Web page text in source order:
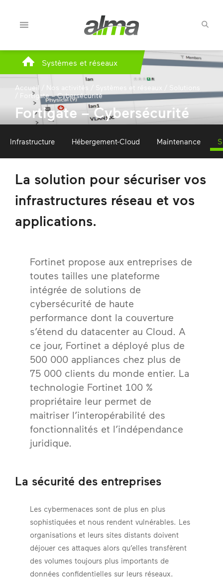
Systèmes et réseaux
Accueil Nos activités Systèmes et réseaux
Fortigate – Cybersécurité
Fortigate – Cybersécurité
Infrastructure Hébergement-Cloud Maintenance
La solution pour sécuriser vos
infrastructures réseau et vos
applications.
Fortinet propose aux entreprises de
toutes tailles une plateforme
intégrée de solutions de
cybersécurité de haute
performance dont la couverture
s’étend du datacenter au Cloud. A
ce jour, Fortinet a déployé plus de
500 000 appliances chez plus de
75 000 clients du monde entier. La
technologie Fortinet 100 %
propriétaire leur permet de
maitriser l’interopérabilité des
fonctionnalités et l’indépendance
juridique.
La sécurité des entreprises
Les cybermenaces sont de plus en plus
sophistiquées et nous rendent vulnérables. Les
organisations et leurs sites distants doivent
déjouer ces attaques alors qu’elles transfèrent
des volumes toujours plus importants de
données confidentielles sur leurs réseaux.